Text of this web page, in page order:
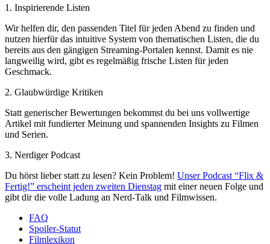
1. Inspirierende Listen
Wir helfen dir, den passenden Titel für jeden Abend zu finden und
nutzen hierfür das intuitive System von thematischen Listen, die du
bereits aus den gängigen Streaming-Portalen kennst. Damit es nie
langweilig wird, gibt es regelmäßig frische Listen für jeden
Geschmack.
2. Glaubwürdige Kritiken
Statt generischer Bewertungen bekommst du bei uns vollwertige
Artikel mit fundierter Meinung und spannenden Insights zu Filmen
und Serien.
3. Nerdiger Podcast
Du hörst lieber statt zu lesen? Kein Problem! Unser Podcast “Flix &
Fertig!” erscheint jeden zweiten Dienstag mit einer neuen Folge und
gibt dir die volle Ladung an Nerd-Talk und Filmwissen.
FAQ
Spoiler-Statut
Filmlexikon